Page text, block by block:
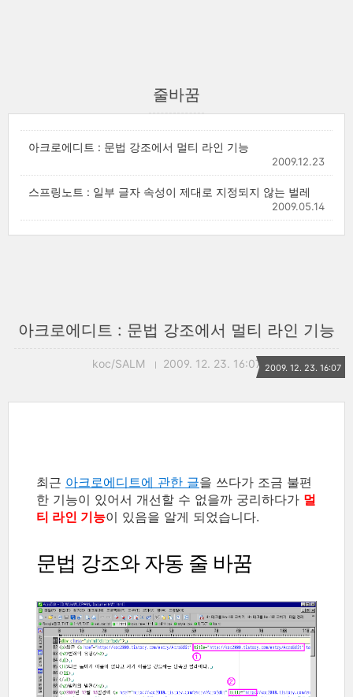
줄바꿈
아크로에디트 : 문법 강조에서 멀티 라인 기능
2009.12.23
스프링노트 : 일부 글자 속성이 제대로 지정되지 않는 벌레
2009.05.14
아크로에디트 : 문법 강조에서 멀티 라인 기능
koc/SALM 2009. 12. 23. 16:07 2009. 12. 23. 16:07
최근 아크로에디트에 관한 글을 쓰다가 조금 불편
한 기능이 있어서 개선할 수 없을까 궁리하다가 멀
티 라인 기능이 있음을 알게 되었습니다.
문법 강조와 자동 줄 바꿈